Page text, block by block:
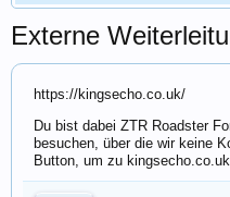
Externe
https://kingsecho.co.uk/
Du bist dabei ZTR Roadster
besuchen, über die wir keine
Button, um zu